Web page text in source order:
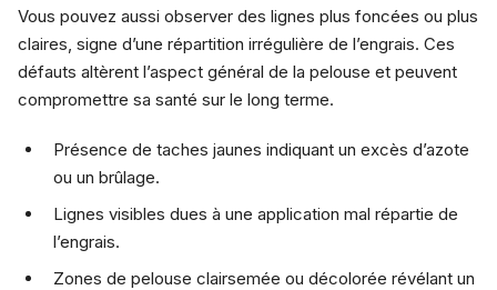
Vous pouvez aussi observer des lignes plus foncées ou plus
claires, signe d’une répartition irrégulière de l’engrais. Ces
défauts altèrent l’aspect général de la pelouse et peuvent
compromettre sa santé sur le long terme.
Présence de taches jaunes indiquant un excès d’azote
ou un brûlage.
Lignes visibles dues à une application mal répartie de
l’engrais.
Zones de pelouse clairsemée ou décolorée révélant un